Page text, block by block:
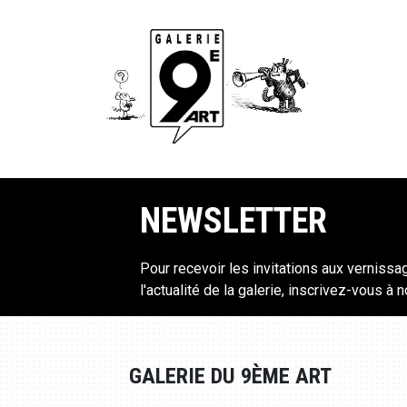
NEWSLETTER
Pour recevoir les invitations aux
l'actualité de la galerie, inscrivez-vous à
GALERIE DU 9ÈME ART